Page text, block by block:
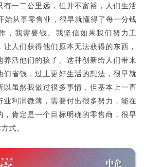
有一二公里远，但并不富裕，人们生活
始从事零售业，很早就懂得了每一分钱
，我需要钱。我坚信如果我们努力工
人们获得他们原本无法获得的东西，
养活他们的孩子。这种创新给人们带来
们省钱，过上更好生活的想法，很早就
以虽然我做过很多事情，但基本上一直
业利润微薄，需要付出很多努力，能在
，肯定是一个目标明确的零售商，很早
式。